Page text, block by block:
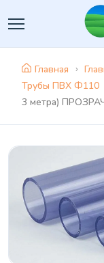
Главная
Трубы ПВХ Ф110
3 метра)